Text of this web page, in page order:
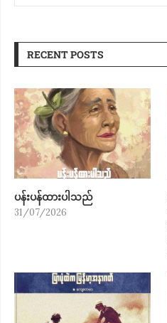
RECENT POSTS
ပန်းပန်ထားပါသည်
31/07/2026